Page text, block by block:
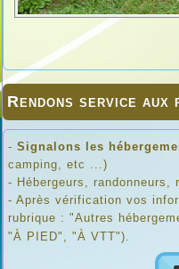
Rendons service aux
- Signalons les
camping, etc ...)
- Hébergeurs, randonneurs,
- Après vérification vos
rubrique : "Autres
"À PIED", "À VTT").